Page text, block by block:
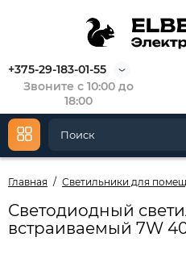
+375-29-183-01-55
Звоните с 10:00 до
18:00
Главная Светильники для
Светодиодный
встраиваемый 7W